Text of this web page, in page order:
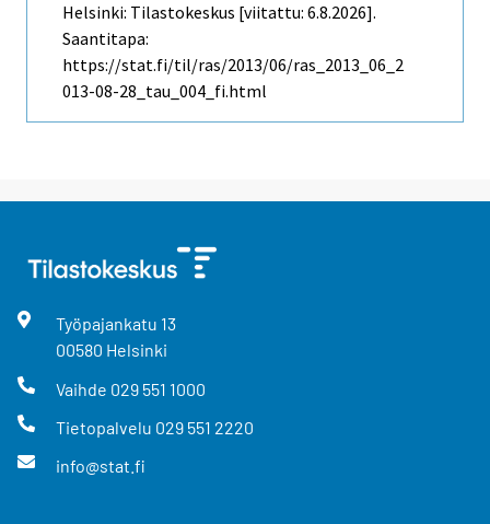
Helsinki: Tilastokeskus [viitattu: 6.8.2026].
Saantitapa:
https://stat.fi/til/ras/2013/06/ras_2013_06_2
013-08-28_tau_004_fi.html
Työpajankatu 13
00580 Helsinki
Vaihde 029 551 1000
Tietopalvelu 029 551 2220
info@stat.fi